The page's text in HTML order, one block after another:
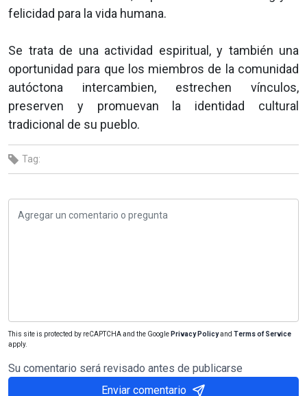
felicidad para la vida humana.
Se trata de una actividad espiritual, y también una
oportunidad para que los miembros de la comunidad
autóctona intercambien, estrechen vínculos,
preserven y promuevan la identidad cultural
tradicional de su pueblo.
Tag:
This site is protected by reCAPTCHA and the Google Privacy Policyand Terms of Service
apply.
Su comentario será revisado antes de publicarse
Enviar comentario